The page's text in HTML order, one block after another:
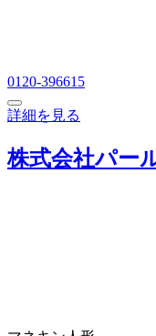
0120-396615
詳細を見る
株式会社パー